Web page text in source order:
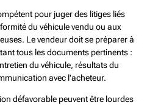
pour juger des litiges liés
du véhicule vendu ou aux
Le vendeur doit se préparer à
tous les documents pertinents :
du véhicule, résultats du
avec l'acheteur.
défavorable peuvent être lourdes